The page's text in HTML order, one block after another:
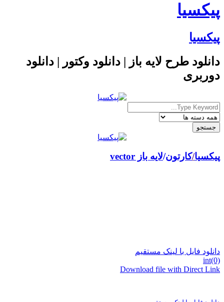
پیکسیا
پیکسیا
دانلود طرح لایه باز | دانلود وکتور | دانلود
دوربری
پیکسیا/ لایه باز vector کارتون
دانلود فایل با لینک مستقیم
int(0)
Download file with Direct Link